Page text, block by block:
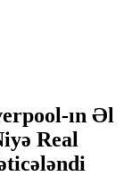
ın Əl
Real